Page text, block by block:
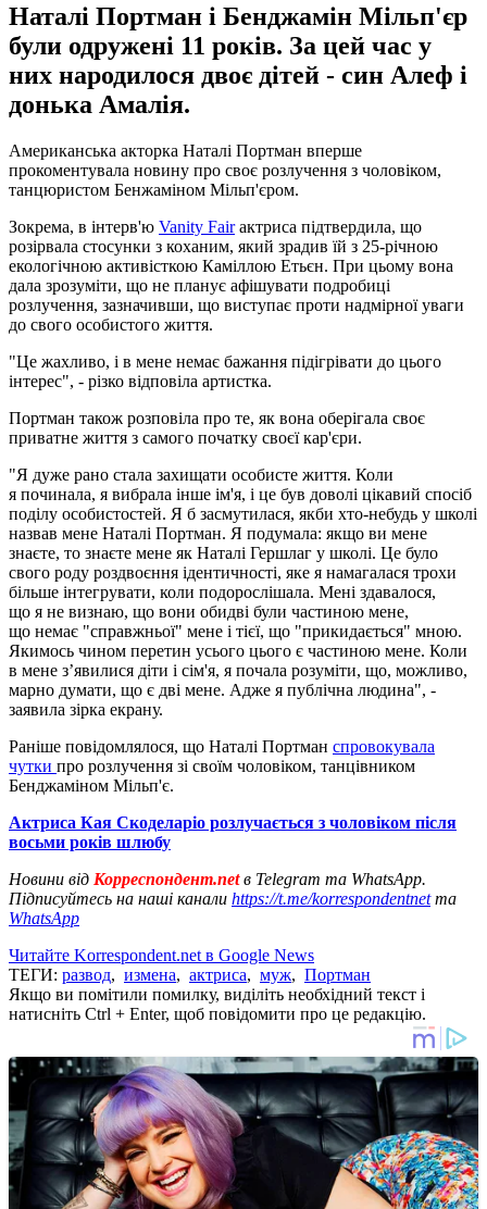
Наталі Портман і Бенджамін Мільп'єр
були одружені 11 років. За цей час у
них народилося двоє дітей - син Алеф і
донька Амалія.
Американська акторка Наталі Портман вперше
прокоментувала новину про своє розлучення з чоловіком,
танцюристом Бенжаміном Мільп'єром.
Зокрема, в інтерв'ю Vanity Fairактриса підтвердила, що
розірвала стосунки з коханим, який зрадив їй з 25-річною
екологічною активісткою Каміллою Етьєн. При цьому вона
дала зрозуміти, що не планує афішувати подробиці
розлучення, зазначивши, що виступає проти надмірної уваги
до свого особистого життя.
"Це жахливо, і в мене немає бажання підігрівати до цього
інтерес", - різко відповіла артистка.
Портман також розповіла про те, як вона оберігала своє
приватне життя з самого початку своєї кар'єри.
"Я дуже рано стала захищати особисте життя. Коли
я починала, я вибрала інше ім'я, і це був доволі цікавий спосіб
поділу особистостей. Я б засмутилася, якби хто-небудь у школі
назвав мене Наталі Портман. Я подумала: якщо ви мене
знаєте, то знаєте мене як Наталі Гершлаг у школі. Це було
свого роду роздвоєння ідентичності, яке я намагалася трохи
більше інтегрувати, коли подорослішала. Мені здавалося,
що я не визнаю, що вони обидві були частиною мене,
що немає "справжньої" мене і тієї, що "прикидається" мною.
Якимось чином перетин усього цього є частиною мене. Коли
в мене з’явилися діти і сім'я, я почала розуміти, що, можливо,
марно думати, що є дві мене. Адже я публічна людина", -
заявила зірка екрану.
Раніше повідомлялося, що Наталі Портман спровокувала
чутки про розлучення зі своїм чоловіком, танцівником
Бенджаміном Мільп'є.
Актриса Кая Скоделаріо розлучається з чоловіком після
восьми років шлюбу
Новини від Корреспондент.netв Telegram та WhatsApp.
Підписуйтесь на наші канали https://t.me/korrespondentnetта
WhatsApp
Читайте Korrespondent.net в Google News
ТЕГИ: развод, измена, актриса, муж, Портман
Якщо ви помітили помилку, виділіть необхідний текст і
натисніть Ctrl + Enter, щоб повідомити про це редакцію.